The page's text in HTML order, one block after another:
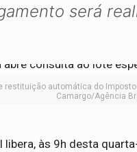
será
automática do
Camargo/Agência
libera, às 9h desta